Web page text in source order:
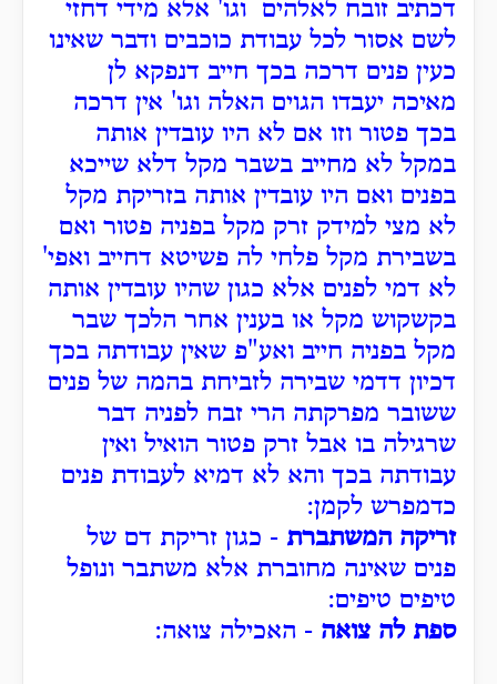
דכתיב זובח לאלהים וגו' אלא מידי דחזי
לשם אסור לכל עבודת כוכבים ודבר שאינו
כעין פנים דרכה בכך חייב דנפקא לן
מאיכה יעבדו הגוים האלה וגו' אין דרכה
בכך פטור וזו אם לא היו עובדין אותה
במקל לא מחייב בשבר מקל דלא שייכא
בפנים ואם היו עובדין אותה בזריקת מקל
לא מצי למידק זרק מקל בפניה פטור ואם
בשבירת מקל פלחי לה פשיטא דחייב ואפי'
לא דמי לפנים אלא כגון שהיו עובדין אותה
בקשקוש מקל או בענין אחר הלכך שבר
מקל בפניה חייב ואע"פ שאין עבודתה בכך
דכיון דדמי שבירה לזביחת בהמה של פנים
ששובר מפרקתה הרי זבח לפניה דבר
שרגילה בו אבל זרק פטור הואיל ואין
עבודתה בכך והא לא דמיא לעבודת פנים
כדמפרש לקמן:
זריקה המשתברת - כגון זריקת דם של
פנים שאינה מחוברת אלא משתבר ונופל
טיפים טיפים:
ספת לה צואה - האכילה צואה: